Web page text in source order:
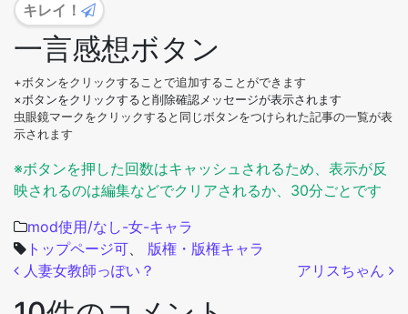
キレイ！
一言感想ボタン
+ボタンをクリックすることで追加することができます
×ボタンをクリックすると削除確認メッセージが表示されます
虫眼鏡マークをクリックすると同じボタンをつけられた記事の一覧が表
示されます
※ボタンを押した回数はキャッシュされるため、表示が反
映されるのは編集などでクリアされるか、30分ごとです
mod使用/なし-女-キャラ
トップページ可、 版権・版権キャラ
投稿ナビゲーション
人妻女教師っぽい？ アリスちゃん